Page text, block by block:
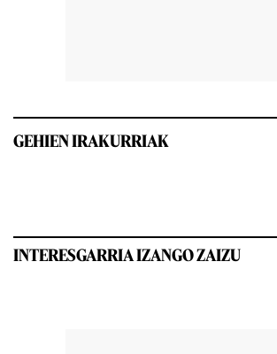
GEHIEN IRAKURRIAK
INTERESGARRIA IZANGO ZAIZU